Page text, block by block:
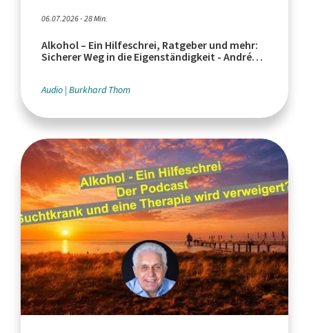
06.07.2026 - 28 Min.
Alkohol – Ein Hilfeschrei, Ratgeber und mehr:
Sicherer Weg in die Eigenständigkeit - André
Audio Burkhard Thom